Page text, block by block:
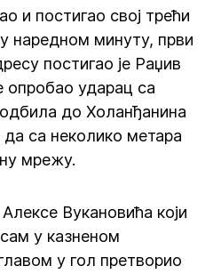
и постигао свој трећи
наредном минуту, први
постигао је Раџив
опробао ударац са
до Холанђанина
са неколико метара
мрежу.
Вукановића који
у казненом
у гол претворио